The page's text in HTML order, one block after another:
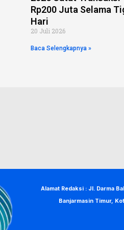
Rp200 Juta Selama
Hari
20 Juli 2026
Baca Selengkapnya »
Alamat Redaksi : Jl. Darma
Banjarmasin Timur,